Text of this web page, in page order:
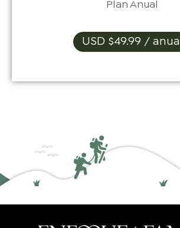
Plan Anual
USD $49.99 / anual